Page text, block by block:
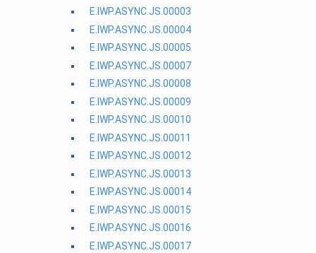
E.IWP.ASYNC.JS.00003
E.IWP.ASYNC.JS.00004
E.IWP.ASYNC.JS.00005
E.IWP.ASYNC.JS.00007
E.IWP.ASYNC.JS.00008
E.IWP.ASYNC.JS.00009
E.IWP.ASYNC.JS.00010
E.IWP.ASYNC.JS.00011
E.IWP.ASYNC.JS.00012
E.IWP.ASYNC.JS.00013
E.IWP.ASYNC.JS.00014
E.IWP.ASYNC.JS.00015
E.IWP.ASYNC.JS.00016
E.IWP.ASYNC.JS.00017